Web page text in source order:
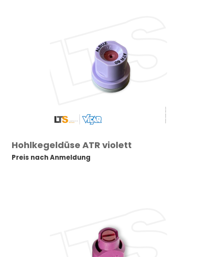
Hohlkegeldüse ATR violett
Preis nach Anmeldung